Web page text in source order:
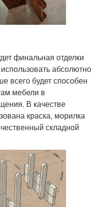
финальная отделки
абсолютно
всего будет способен
мебели в
В качестве
краска, морилка
складной